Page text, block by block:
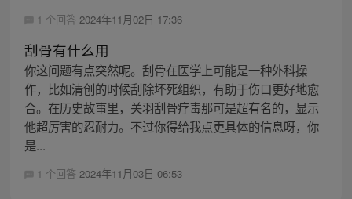
1 个回答 2024年11月02日 17:36
刮骨有什么用
你这问题有点突然呢。刮骨在医学上可能是一种外科操
作，比如清创的时候刮除坏死组织，有助于伤口更好地愈
合。在历史故事里，关羽刮骨疗毒那可是超有名的，显示
他超厉害的忍耐力。不过你得给我点更具体的信息呀，你
是...
1 个回答 2024年11月03日 06:53